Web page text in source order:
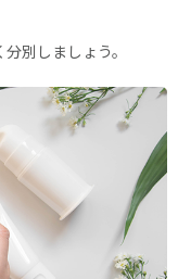
別しましょう。